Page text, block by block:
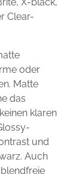
Clear-
oder
Matte
das
klaren
und
Auch